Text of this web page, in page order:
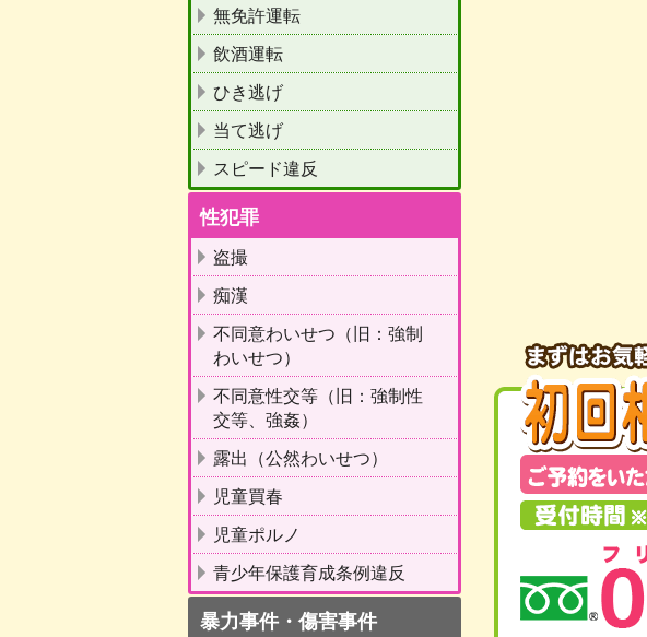
無免許運転
飲酒運転
ひき逃げ
当て逃げ
スピード違反
性犯罪
盗撮
痴漢
不同意わいせつ（旧：強制
わいせつ）
不同意性交等（旧：強制性
交等、強姦）
露出（公然わいせつ）
児童買春
児童ポルノ
青少年保護育成条例違反
暴力事件・傷害事件